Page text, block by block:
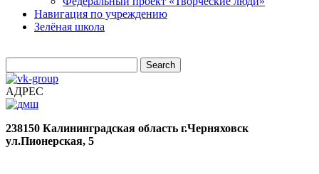
Навигация по учреждению
Зелёная школа
АДРЕС
238150 Калининградская область г.Черняховск
ул.Пионерская, 5